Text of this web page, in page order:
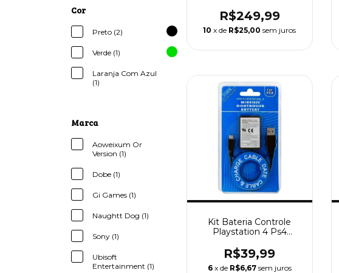
Cor
Preto (2)
Verde (1)
Laranja Com Azul
(1)
Marca
Aoweixum Or
Version (1)
Dobe (1)
Gi Games (1)
Naughtt Dog (1)
Sony (1)
Ubisoft
Entertainment (1)
R$249,99
10 x de R$25,00 sem juros
Kit Bateria Controle
Playstation 4 Ps4
R$39,99
6 x de R$6,67 sem juros